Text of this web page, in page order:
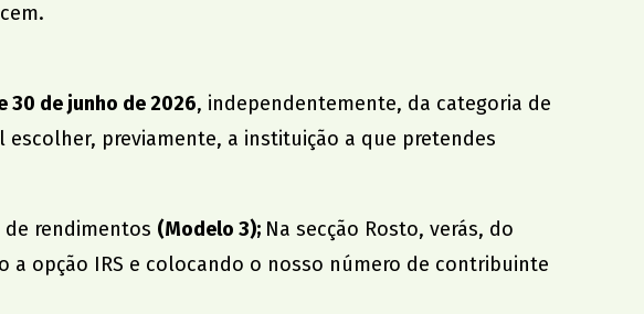
30 de junho de 2026, independentemente, da categoria de
escolher, previamente, a instituição a que pretendes
de rendimentos (Modelo 3); Na secção Rosto, verás, do
a opção IRS e colocando o nosso número de contribuinte